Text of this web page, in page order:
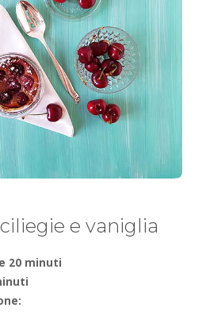
e vaniglia
20 minuti